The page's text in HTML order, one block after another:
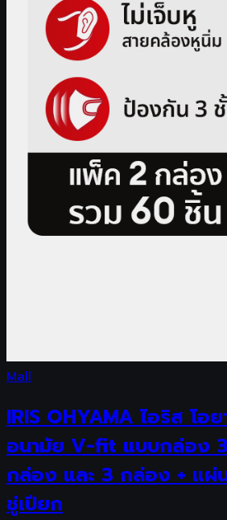
Mall
IRIS OHYAMA ไอริส โอ
อนามัย V-fit แบบกล่อง
กล่อง และ 3 กล่อง + แผ่
ชู่เปียก